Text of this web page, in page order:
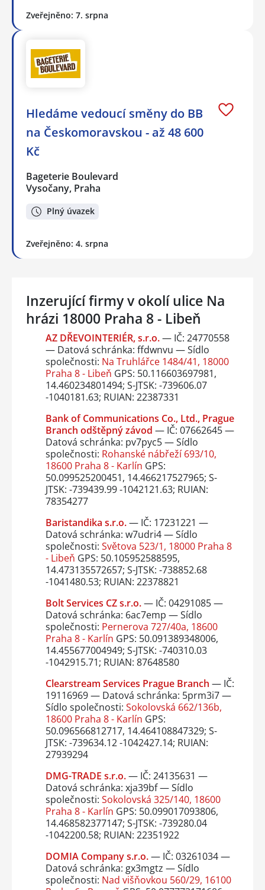
Zveřejněno: 7. srpna
Hledáme vedoucí směny do BB
na Českomoravskou - až 48 600
Kč
Bageterie Boulevard
Vysočany, Praha
Plný úvazek
Zveřejněno: 4. srpna
Inzerující firmy v okolí ulice Na
hrázi 18000 Praha 8 - Libeň
AZ DŘEVOINTERIÉR, s.r.o.— IČ: 24770558
— Datová schránka: ffdwnvu — Sídlo
společnosti: Na Truhlářce 1484/41, 18000
Praha 8 - Libeň GPS: 50.116603697981,
14.460234801494; S-JTSK: -739606.07
-1040181.63; RUIAN: 22387331
Bank of Communications Co., Ltd., Prague
Branch odštěpný závod — IČ: 07662645 —
Datová schránka: pv7pyc5 — Sídlo
společnosti: Rohanské nábřeží 693/10,
18600 Praha 8 - Karlín GPS:
50.099525200451, 14.466217527965; S-
JTSK: -739439.99 -1042121.63; RUIAN:
78354277
Baristandika s.r.o.— IČ: 17231221 —
Datová schránka: w7udri4 — Sídlo
společnosti: Světova 523/1, 18000 Praha 8
- Libeň GPS: 50.105952588595,
14.473135572657; S-JTSK: -738852.68
-1041480.53; RUIAN: 22378821
Bolt Services CZ s.r.o.— IČ: 04291085 —
Datová schránka: 6ac7emp — Sídlo
společnosti: Pernerova 727/40a, 18600
Praha 8 - Karlín GPS: 50.091389348006,
14.455677004949; S-JTSK: -740310.03
-1042915.71; RUIAN: 87648580
Clearstream Services Prague Branch — IČ:
19116969 — Datová schránka: 5prm3i7 —
Sídlo společnosti: Sokolovská 662/136b,
18600 Praha 8 - Karlín GPS:
50.096566812717, 14.464108847329; S-
JTSK: -739634.12 -1042427.14; RUIAN:
27939294
DMG-TRADE s.r.o.— IČ: 24135631 —
Datová schránka: xja39bf — Sídlo
společnosti: Sokolovská 325/140, 18600
Praha 8 - Karlín GPS: 50.099017093806,
14.468582377147; S-JTSK: -739280.04
-1042200.58; RUIAN: 22351922
DOMIA Company s.r.o.— IČ: 03261034 —
Datová schránka: gx3mgtz — Sídlo
společnosti: Nad višňovkou 560/29, 16100